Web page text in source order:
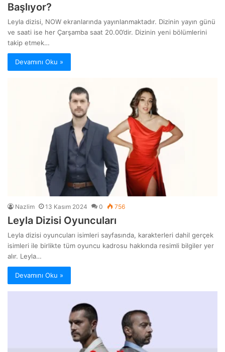
Başlıyor?
Leyla dizisi, NOW ekranlarında yayınlanmaktadır. Dizinin yayın günü
ve saati ise her Çarşamba saat 20.00’dir. Dizinin yeni bölümlerini
takip etmek…
Devamını Oku »
Nazlim 13 Kasım 2024 0 756
Leyla Dizisi Oyuncuları
Leyla dizisi oyuncuları isimleri sayfasında, karakterleri dahil gerçek
isimleri ile birlikte tüm oyuncu kadrosu hakkında resimli bilgiler yer
alır. Leyla…
Devamını Oku »